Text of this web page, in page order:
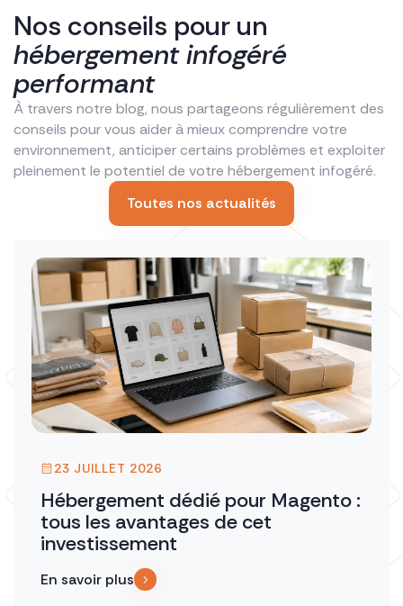
Nos conseils pour un
hébergement infogéré
performant
À travers notre blog, nous partageons régulièrement des
conseils pour vous aider à mieux comprendre votre
environnement, anticiper certains problèmes et exploiter
pleinement le potentiel de votre hébergement infogéré.
Toutes nos actualités
23 JUILLET 2026
Hébergement dédié pour Magento :
tous les avantages de cet
investissement
En savoir plus